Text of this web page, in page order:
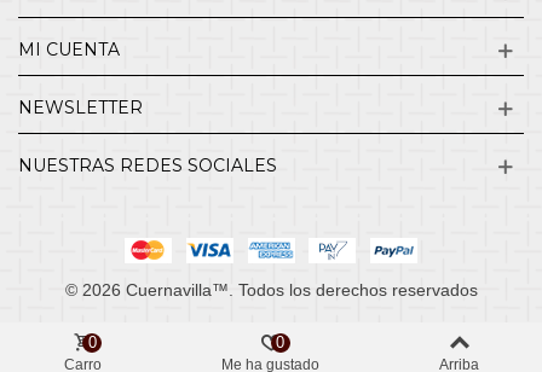
MI CUENTA
NEWSLETTER
NUESTRAS REDES SOCIALES
© 2026 Cuernavilla™. Todos los derechos reservados
Carro
0
Me ha gustado
0
Arriba